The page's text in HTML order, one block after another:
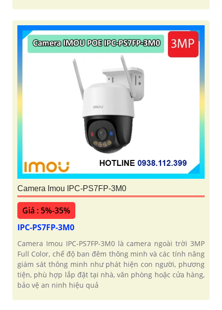
Camera Imou IPC-PS7FP-3M0
Giá : 5%-35%
IPC-PS7FP-3M0
Camera Imou IPC-PS7FP-3M0 là camera ngoài trời 3MP
Full Color, chế độ ban đêm thông minh và các tính năng
giám sát thông minh như phát hiện con người, phương
tiện, phù hợp lắp đặt tại nhà, văn phòng hoặc cửa hàng,
bảo vệ an ninh hiệu quả